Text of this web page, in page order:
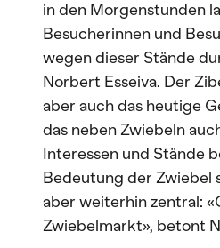
in den Morgenstunden
Besucherinnen und
wegen dieser Stände
Norbert Esseiva. Der
aber auch das heutige
das neben Zwiebeln
Interessen und Stände
Bedeutung der Zwiebel
aber weiterhin zentral:
Zwiebelmarkt», betont